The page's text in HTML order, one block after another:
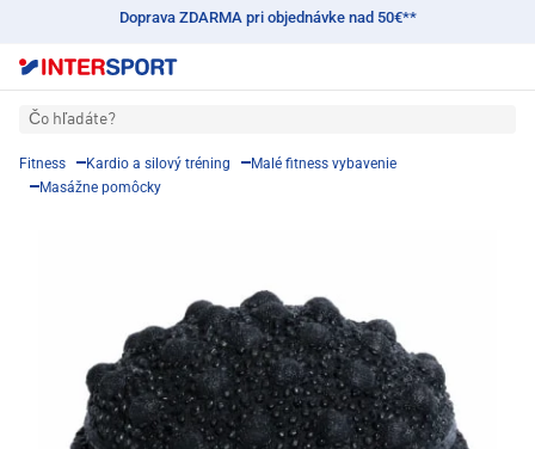
Doprava ZDARMA pri objednávke nad 50€**
Čo hľadáte?
Fitness Kardio a silový tréning
Malé fitness vybavenie
Masážne pomôcky